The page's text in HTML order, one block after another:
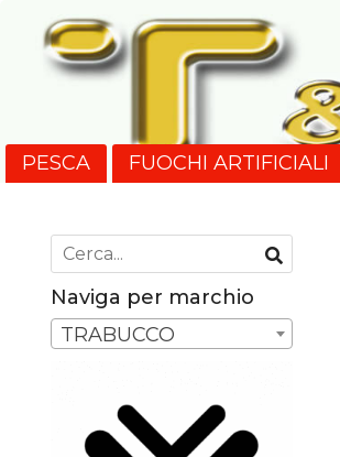
PESCA FUOCHI ARTIFICIALI
Naviga per marchio
TRABUCCO